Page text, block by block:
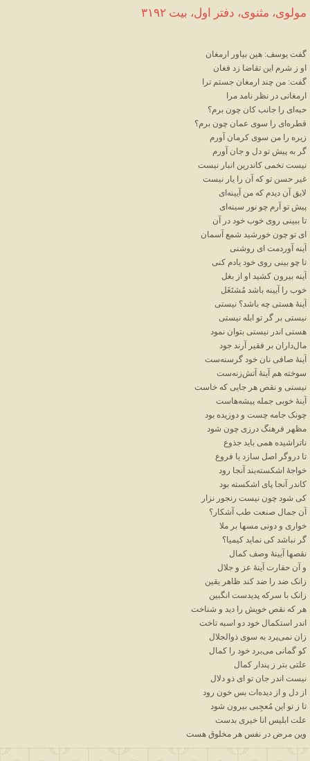
مولوی، مثنوی، دفتر اول، بیت ۳۱۹۲
گفت یوسف: هین بیاور ارمغان
او ز شرم این تقاضا زد فغان
گفت: من چند ارمغان جستم ترا
ارمغانی در نظر نامد مرا
حبهای را جانب کان چون برم؟
قطرهای را سوی عمان چون برم؟
زیره را من سوی کرمان آورم
گر به پیش تو دل و جان آورم
نیست تخمی کاندرین انبار نیست
غیر حسن تو که آن را یار نیست
لایق آن دیدم که من آیینهای
پیش تو آرم چو نور سینهای
تا ببینی روی خوب خود در آن
ای تو چون خورشید شمع آسمان
آینه آوردمت ای روشنی
تا چو بینی روی خود یادم کنی
آینه بیرون کشید او از بغل
خوب را آیینه باشد مُشتَغَل
آینهٔ هستی چه باشد؟ نیستی
نیستی بر گر تو ابله نیستی
هستی اندر نیستی بتوان نمود
مالداران بر فقیر آرند جود
آینهٔ صافی نان خود گرسنهست
سوخته هم آینهٔ آتشزنهست
نیستی و نقص هر جایی که خاست
آینهٔ خوبی جمله پیشههاست
چونک جامه چست و دوزیده بود
مظهر فرهنگ درزی چون شود
ناتراشیده همی باید جذوع
تا دروگر اصل سازد یا فروع
خواجهٔ اشکستهبند آنجا رود
کاندر آنجا پای اشکسته بود
کی شود چون نیست رنجور نزار
آن جمال صنعت طب آشکار؟
خواری و دونی مسها بر ملا
گر نباشد کی نماید کیمیا؟
نقصها آیینهٔ وصف کمال
و آن حقارت آینهٔ عز و جلال
زانک ضد را ضد کند ظاهر یقین
زانک با سرکه پدیدست انگبین
هر که نقص خویش را دید و شناخت
اندر استکمال خود دو اسبه تاخت
زان نمیپرد به سوی ذوالجلال
کو گمانی میبرد خود را کمال
علتی بتر ز پندار کمال
نیست اندر جان تو ای ذو دلال
از دل و از دیدهات بس خون رود
تا ز تو این مُعجِبی بیرون شود
علت ابلیس انا خیری بدست
وین مرض در نفس هر مخلوق هست